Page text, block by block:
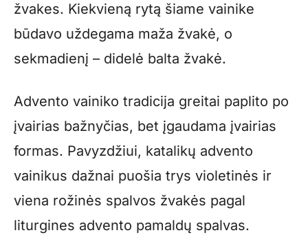
žvakes. Kiekvieną rytą šiame vainike
būdavo uždegama maža žvakė, o
sekmadienį – didelė balta žvakė.
Advento vainiko tradicija greitai paplito po
įvairias bažnyčias, bet įgaudama įvairias
formas. Pavyzdžiui, katalikų advento
vainikus dažnai puošia trys violetinės ir
viena rožinės spalvos žvakės pagal
liturgines advento pamaldų spalvas.